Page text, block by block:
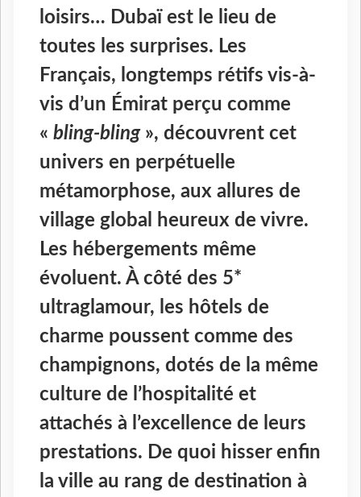
loisirs… Dubaï est le lieu de
toutes les surprises. Les
Français, longtemps rétifs vis-à-
vis d’un Émirat perçu comme
« bling-bling», découvrent cet
univers en perpétuelle
métamorphose, aux allures de
village global heureux de vivre.
Les hébergements même
évoluent. À côté des 5*
ultraglamour, les hôtels de
charme poussent comme des
champignons, dotés de la même
culture de l’hospitalité et
attachés à l’excellence de leurs
prestations. De quoi hisser enfin
la ville au rang de destination à